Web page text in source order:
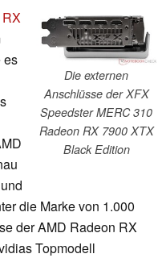
Die externen
Anschlüsse der XFX
Speedster MERC 310
Radeon RX 7900 XTX
Black Edition
es
die Marke von 1.000
der AMD Radeon RX
Topmodell